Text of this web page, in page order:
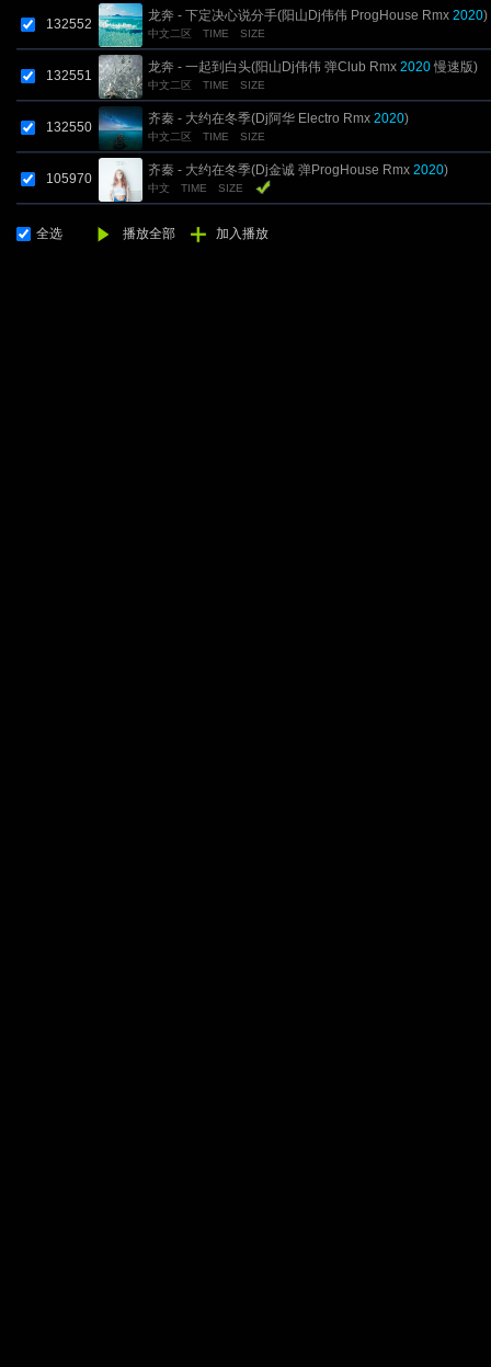
132552
龙奔 - 下定决心说分手(阳山Dj伟伟 ProgHouse Rmx 2020)
中文二区 TIME SIZE
132551
龙奔 - 一起到白头(阳山Dj伟伟 弹Club Rmx 2020 慢速版)
中文二区 TIME SIZE
132550
齐秦 - 大约在冬季(Dj阿华 Electro Rmx 2020)
中文二区 TIME SIZE
105970
齐秦 - 大约在冬季(Dj金诚 弹ProgHouse Rmx 2020)
中文 TIME SIZE
全选 播放全部 加入播放